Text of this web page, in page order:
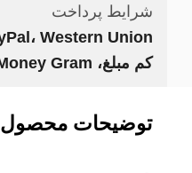
شرایط پرداخت
کم مبلغ، Money Gram
توضیحات محصول